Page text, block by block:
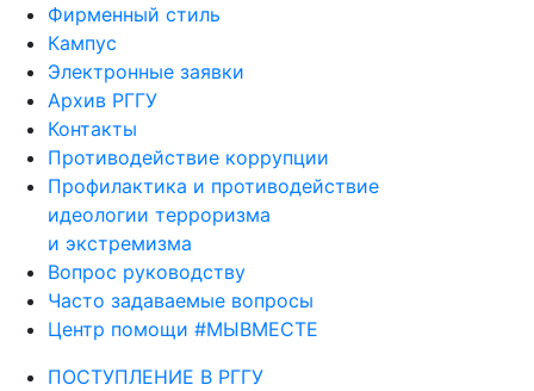
Фирменный стиль
Кампус
Электронные заявки
Архив РГГУ
Контакты
Противодействие коррупции
Профилактика и противодействие
идеологии терроризма
и экстремизма
Вопрос руководству
Часто задаваемые вопросы
Центр помощи #МЫВМЕСТЕ
ПОСТУПЛЕНИЕ В РГГУ